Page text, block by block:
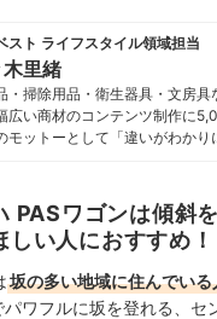
スト ライフスタイル領域担当
里緒
・掃除用品・衛生器具・文房
広い商材のコンテンツ制作に
モットーとして「違いがわかり
木里緒のプロフィール
PASワゴンは傾斜
い人におすすめ！
坂の多い地域に住んでい
ワフルに坂を登れる、セ